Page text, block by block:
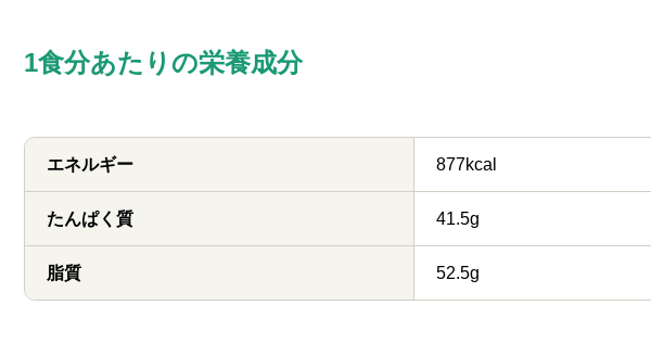
1食分あたりの栄養成分
エネルギー 877kcal
たんぱく質 41.5g
脂質 52.5g